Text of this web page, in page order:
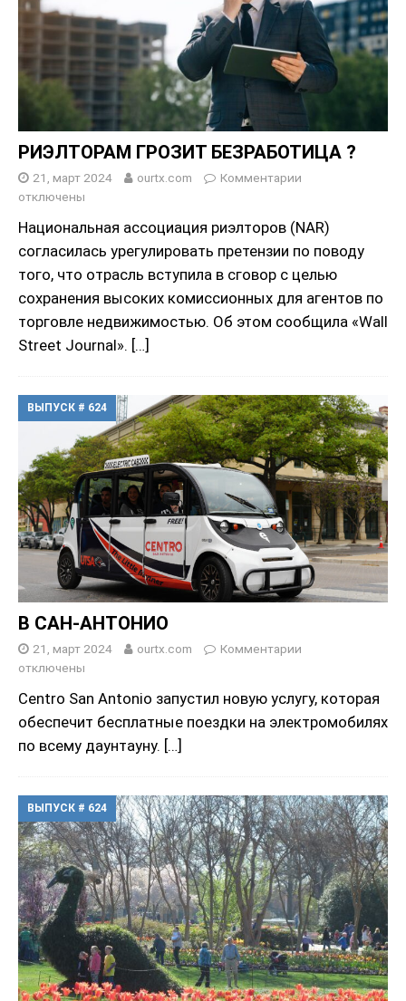
РИЭЛТОРАМ ГРОЗИТ БЕЗРАБОТИЦА ?
21, март 2024 ourtx.com
Комментарии
отключены
Национальная ассоциация риэлторов (NAR)
согласилась урегулировать претензии по поводу
того, что отрасль вступила в сговор с целью
сохранения высоких комиссионных для агентов по
торговле недвижимостью. Об этом сообщила «Wall
Street Journal». […]
ВЫПУСК # 624
В САН-АНТОНИО
21, март 2024 ourtx.com
Комментарии
отключены
Centro San Antonio запустил новую услугу, которая
обеспечит бесплатные поездки на электромобилях
по всему даунтауну. […]
ВЫПУСК # 624